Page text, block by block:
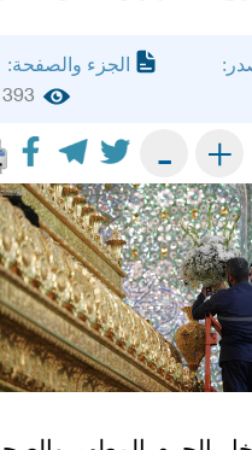
الجزء والصفحة:
393
+
-